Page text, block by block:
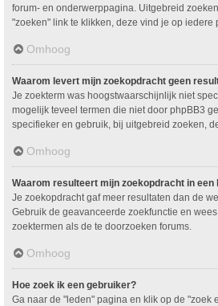
forum- en onderwerppagina. Uitgebreid
"zoeken" link te klikken, deze vind je op iedere
Omhoog
Waarom levert mijn zoekopdracht geen
Je zoekterm was hoogstwaarschijnlijk niet
mogelijk teveel termen die niet door phpBB3
specifieker en gebruik, bij uitgebreid zoeken,
Omhoog
Waarom resulteert mijn zoekopdracht in een
Je zoekopdracht gaf meer resultaten dan de
Gebruik de geavanceerde zoekfunctie en
zoektermen als de te doorzoeken forums.
Omhoog
Hoe zoek ik een gebruiker?
Ga naar de "leden" pagina en klik op de "zoek